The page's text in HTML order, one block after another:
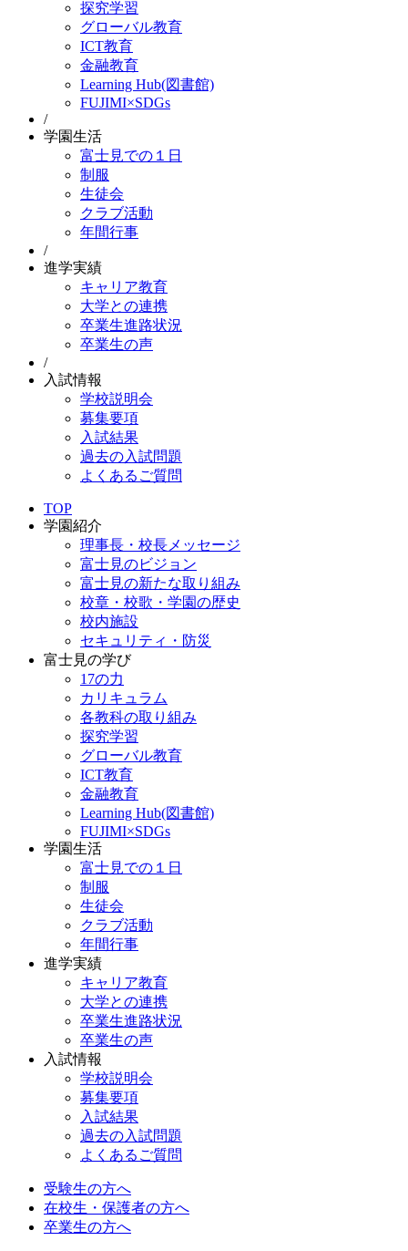
探究学習
グローバル教育
ICT教育
金融教育
Learning Hub(図書館)
FUJIMI×SDGs
/
学園生活
富士見での１日
制服
生徒会
クラブ活動
年間行事
/
進学実績
キャリア教育
大学との連携
卒業生進路状況
卒業生の声
/
入試情報
学校説明会
募集要項
入試結果
過去の入試問題
よくあるご質問
TOP
学園紹介
理事長・校長メッセージ
富士見のビジョン
富士見の新たな取り組み
校章・校歌・学園の歴史
校内施設
セキュリティ・防災
富士見の学び
17の力
カリキュラム
各教科の取り組み
探究学習
グローバル教育
ICT教育
金融教育
Learning Hub(図書館)
FUJIMI×SDGs
学園生活
富士見での１日
制服
生徒会
クラブ活動
年間行事
進学実績
キャリア教育
大学との連携
卒業生進路状況
卒業生の声
入試情報
学校説明会
募集要項
入試結果
過去の入試問題
よくあるご質問
受験生の方へ
在校生・保護者の方へ
卒業生の方へ